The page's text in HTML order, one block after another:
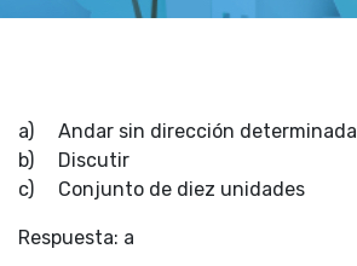
a) Andar sin dirección determinada
b) Discutir
c) Conjunto de diez unidades
Respuesta: a